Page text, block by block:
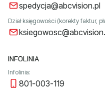
spedycja@abcvision.pl
Dział księgowości (korekty faktur,
INFOLINIA
Infolinia:
801-003-119